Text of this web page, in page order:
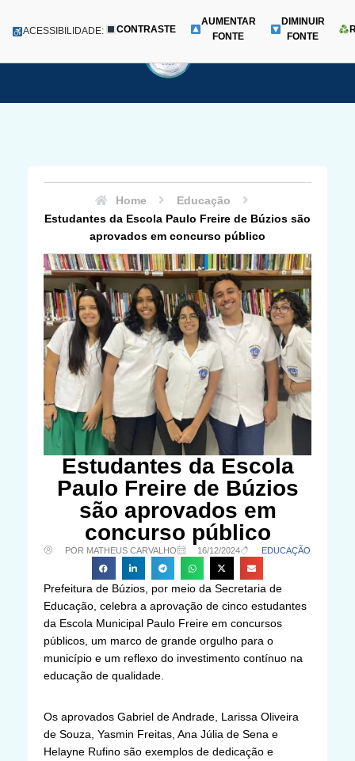
para
Menu
ACESSIBILIDADE: CONTRASTE
AUMENTAR
FONTE
DIMINUIR
FONTE
Home
Educação
Estudantes da Escola Paulo Freire de Búzios são
aprovados em concurso público
Estudantes da Escola
Paulo Freire de Búzios
são aprovados em
concurso público
POR MATHEUS CARVALHO 16/12/2024 EDUCAÇÃO
Prefeitura de Búzios, por meio da Secretaria de
Educação, celebra a aprovação de cinco estudantes
da Escola Municipal Paulo Freire em concursos
públicos, um marco de grande orgulho para o
município e um reflexo do investimento contínuo na
educação de qualidade.
Os aprovados Gabriel de Andrade, Larissa Oliveira
de Souza, Yasmin Freitas, Ana Júlia de Sena e
Helayne Rufino são exemplos de dedicação e